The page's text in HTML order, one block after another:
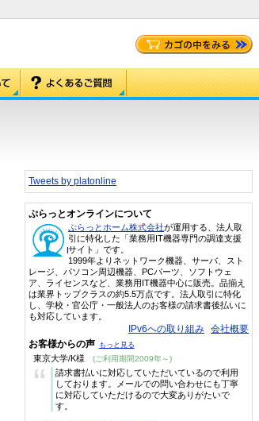
Tweets by platonline
ぷらっとオンラインについて
ぷらっとホーム株式会社が運用する、法人取
引に特化した「業務用IT機器専門の調達支援
サイト」です。
1999年よりネットワーク機器、サーバ、スト
レージ、パソコン周辺機器、PCパーツ、ソフトウェ
ア、ライセンスなど、業務用IT機器中心に販売。品揃え
は業界トップクラスの約5.5万点です。法人取引に特化
し、学校・官公庁・一般法人のお客様の請求書後払いに
も対応しています。
IPv6への取り組み 会社概要
お客様からの声 もっと見る
東京大学/K様 (ご利用期間2009年～)
“
請求書払いに対応していただいているので利用
しております。メールでの問い合わせにも丁寧
に対応していただけるので大変ありがたいで
す。